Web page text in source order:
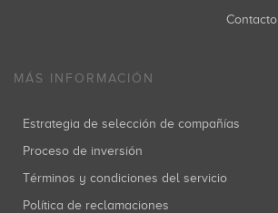
Contacto
MÁS INFORMACIÓN
Estrategia de selección de compañías
Proceso de inversión
Términos y condiciones del servicio
Política de reclamaciones